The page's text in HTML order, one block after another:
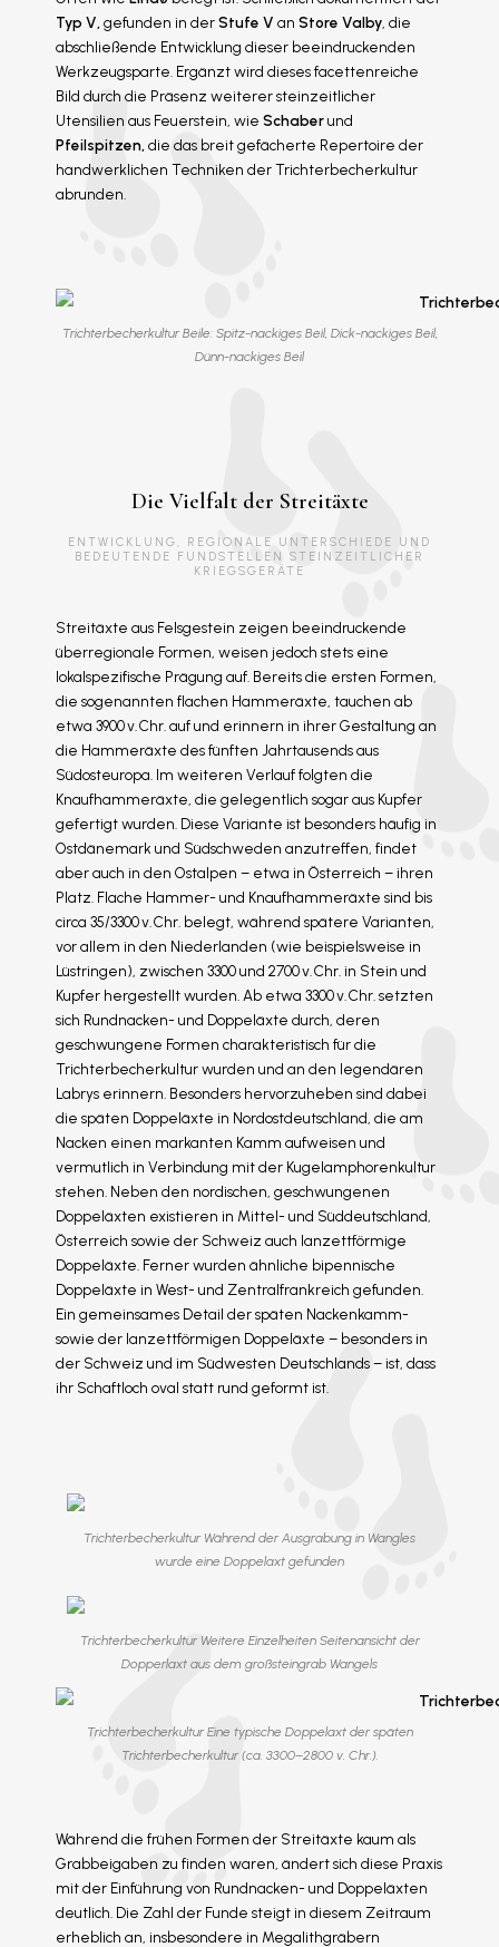
Typ V,gefunden in derStufe V an Store Valby, die
abschließende Entwicklung dieser beeindruckenden
Werkzeugsparte. Ergänzt wird dieses facettenreiche
Bild durch die Präsenz weiterer steinzeitlicher
Utensilien aus Feuerstein, wie Schaberund
Pfeilspitzen,die das breit gefächerte Repertoire der
handwerklichen Techniken der Trichterbecherkultur
abrunden.
Trichterbecherkultur Beile: Spitz-nackiges Beil, Dick-nackiges Beil,
Dünn-nackiges Beil
Die Vielfalt der Streitäxte
ENTWICKLUNG, REGIONALE UNTERSCHIEDE UND
BEDEUTENDE FUNDSTELLEN STEINZEITLICHER
KRIEGSGERÄTE
Streitäxte aus Felsgestein zeigen beeindruckende
überregionale Formen, weisen jedoch stets eine
lokalspezifische Prägung auf. Bereits die ersten Formen,
die sogenannten flachen Hammeräxte, tauchen ab
etwa 3900 v. Chr. auf und erinnern in ihrer Gestaltung an
die Hammeräxte des fünften Jahrtausends aus
Südosteuropa. Im weiteren Verlauf folgten die
Knaufhammeräxte, die gelegentlich sogar aus Kupfer
gefertigt wurden. Diese Variante ist besonders häufig in
Ostdänemark und Südschweden anzutreffen, findet
aber auch in den Ostalpen – etwa in Österreich – ihren
Platz. Flache Hammer- und Knaufhammeräxte sind bis
circa 35/3300 v. Chr. belegt, während spätere Varianten,
vor allem in den Niederlanden (wie beispielsweise in
Lüstringen), zwischen 3300 und 2700 v. Chr. in Stein und
Kupfer hergestellt wurden. Ab etwa 3300 v. Chr. setzten
sich Rundnacken- und Doppeläxte durch, deren
geschwungene Formen charakteristisch für die
Trichterbecherkultur wurden und an den legendären
Labrys erinnern. Besonders hervorzuheben sind dabei
die späten Doppeläxte in Nordostdeutschland, die am
Nacken einen markanten Kamm aufweisen und
vermutlich in Verbindung mit der Kugelamphorenkultur
stehen. Neben den nordischen, geschwungenen
Doppeläxten existieren in Mittel- und Süddeutschland,
Österreich sowie der Schweiz auch lanzettförmige
Doppeläxte. Ferner wurden ähnliche bipennische
Doppeläxte in West- und Zentralfrankreich gefunden.
Ein gemeinsames Detail der späten Nackenkamm-
sowie der lanzettförmigen Doppeläxte – besonders in
der Schweiz und im Südwesten Deutschlands – ist, dass
ihr Schaftloch oval statt rund geformt ist.
Trichterbecherkultur Während der Ausgrabung in Wangles
wurde eine Doppelaxt gefunden
Trichterbecherkultur Weitere Einzelheiten Seitenansicht der
Dopperlaxt aus dem großsteingrab Wangels
Trichterbecherkultur Eine typische Doppelaxt der späten
Trichterbecherkultur (ca. 3300–2800 v. Chr.).
Während die frühen Formen der Streitäxte kaum als
Grabbeigaben zu finden waren, ändert sich diese Praxis
mit der Einführung von Rundnacken- und Doppeläxten
deutlich. Die Zahl der Funde steigt in diesem Zeitraum
erheblich an, insbesondere in Megalithgräbern